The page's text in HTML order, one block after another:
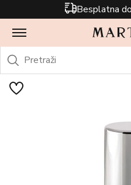
Besplatna